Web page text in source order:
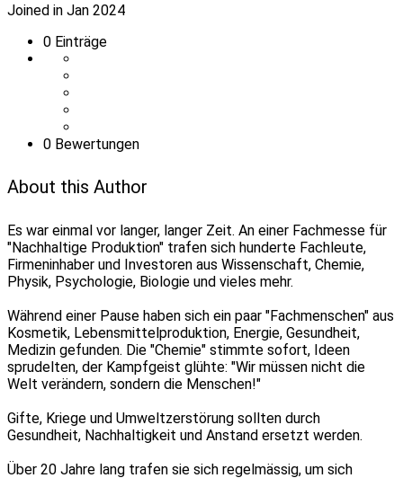
Joined in Jan 2024
0 Einträge
0 Bewertungen
About this Author
Es war einmal vor langer, langer Zeit. An einer Fachmesse für
"Nachhaltige Produktion" trafen sich hunderte Fachleute,
Firmeninhaber und Investoren aus Wissenschaft, Chemie,
Physik, Psychologie, Biologie und vieles mehr.
Während einer Pause haben sich ein paar "Fachmenschen" aus
Kosmetik, Lebensmittelproduktion, Energie, Gesundheit,
Medizin gefunden. Die "Chemie" stimmte sofort, Ideen
sprudelten, der Kampfgeist glühte: "Wir müssen nicht die
Welt verändern, sondern die Menschen!"
Gifte, Kriege und Umweltzerstörung sollten durch
Gesundheit, Nachhaltigkeit und Anstand ersetzt werden.
Über 20 Jahre lang trafen sie sich regelmässig, um sich